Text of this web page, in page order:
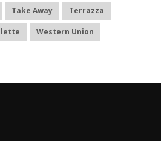
Take Away Terrazza
Western Union